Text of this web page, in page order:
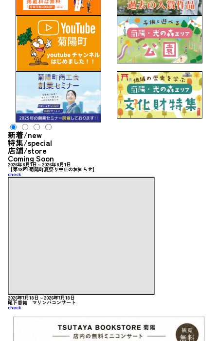
新着/new
特集/special
店舗/store
Coming Soon
2026年8月1日～2026年8月1日
【第48回 菊陽町夏祭り中止のお知らせ】
check
2026年7月18日～2026年7月18日
尾下香織 マリンバコンサート
check